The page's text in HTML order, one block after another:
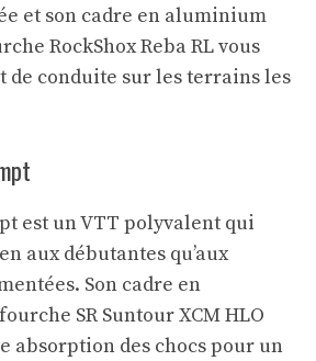
et son cadre en aluminium
RockShox Reba RL vous
de conduite sur les terrains les
est un VTT polyvalent qui
aux débutantes qu’aux
Son cadre en
SR Suntour XCM HLO
absorption des chocs pour un